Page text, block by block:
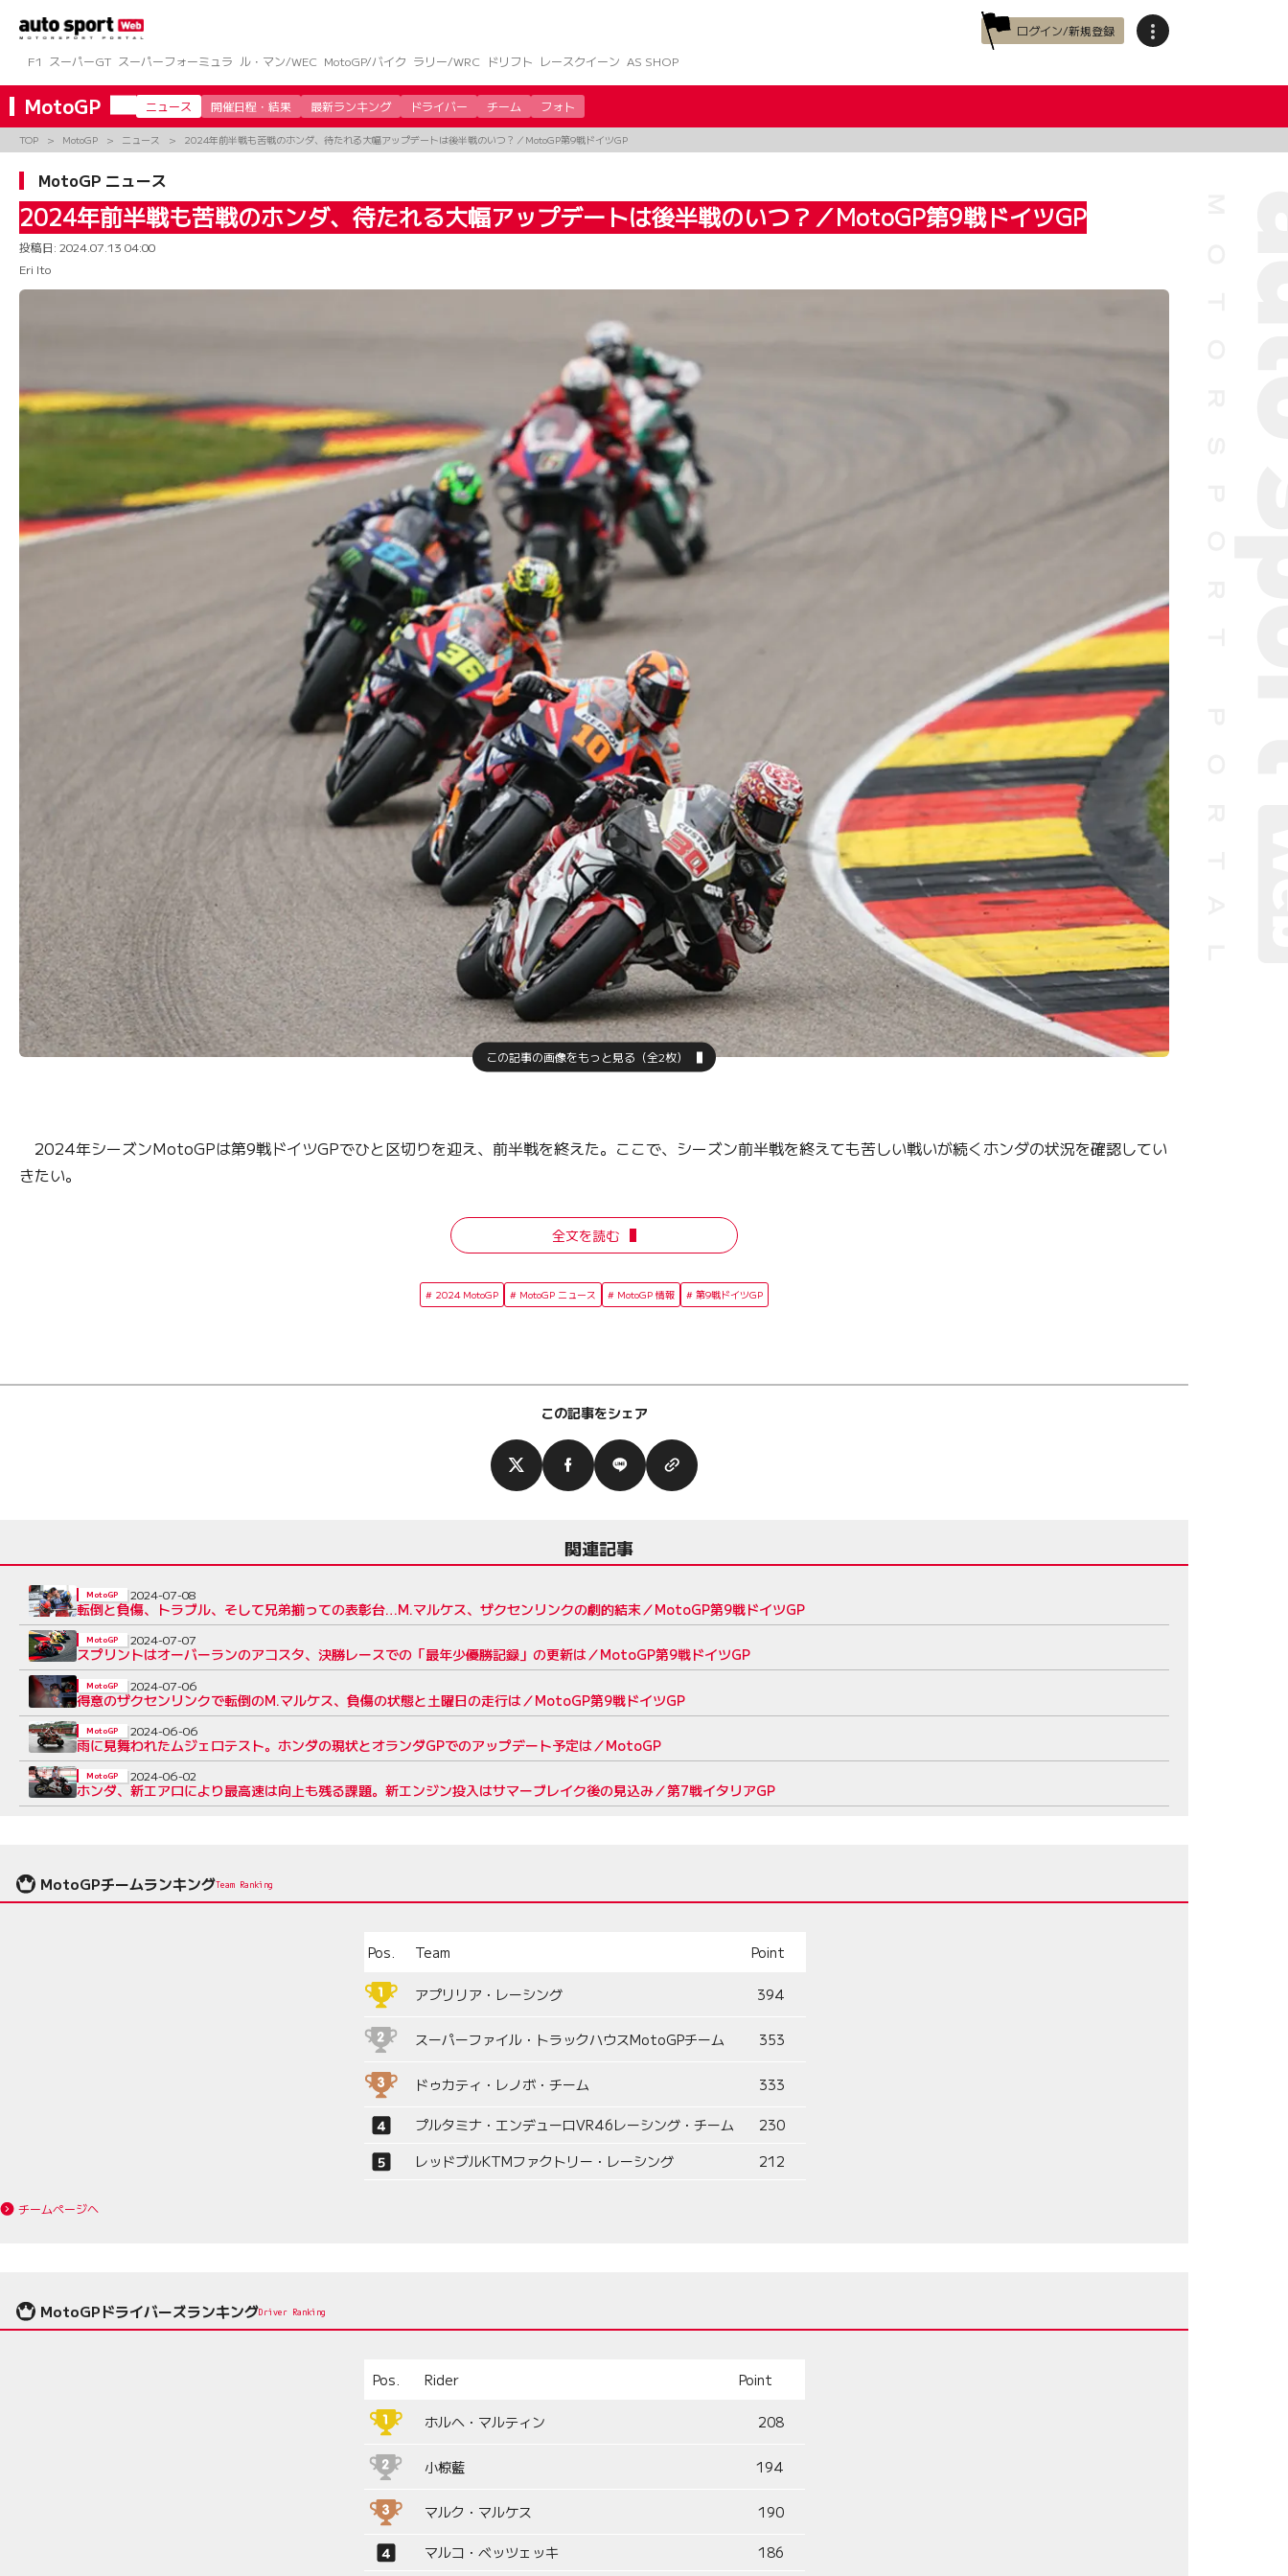
ツ
へ
ス
キ
ッ
ログイン/新規登録
F1
スーパーGT スーパーフォーミュラ ル・マン/WEC MotoGP/バイク ラリー/WRC ドリフト レースクイーン AS SHOP
MotoGP ニュース 開催日程・結果 最新ランキング ドライバー チーム フォト
TOP MotoGP ニュース 2024年前半戦も苦戦のホンダ、待たれる大幅アップデートは後半戦のいつ？／MotoGP第9戦ドイツGP
MotoGP ニュース
2024年前半戦も苦戦のホンダ、待たれる大幅アップデートは後半戦のいつ？／MotoGP第9戦ドイツGP
投稿日: 2024.07.13 04:00
Eri Ito
この記事の画像をもっと見る（全2枚）
2024年シーズンMotoGPは第9戦ドイツGPでひと区切りを迎え、前半戦を終えた。ここで、シーズン前半戦を終えても苦しい戦いが続くホンダの状況を確認してい
きたい。
全文を読む
2024 MotoGP MotoGP ニュース MotoGP 情報 第9戦ドイツGP
この記事をシェア
関連記事
転倒と負傷、トラブル、そして兄弟揃っての表彰台…M.マルケス、ザクセンリンクの劇的結末／MotoGP第9戦ドイツGP
MotoGP 2024-07-08
スプリントはオーバーランのアコスタ、決勝レースでの「最年少優勝記録」の更新は／MotoGP第9戦ドイツGP
MotoGP 2024-07-07
得意のザクセンリンクで転倒のM.マルケス、負傷の状態と土曜日の走行は／MotoGP第9戦ドイツGP
MotoGP 2024-07-06
雨に見舞われたムジェロテスト。ホンダの現状とオランダGPでのアップデート予定は／MotoGP
MotoGP 2024-06-06
ホンダ、新エアロにより最高速は向上も残る課題。新エンジン投入はサマーブレイク後の見込み／第7戦イタリアGP
MotoGP 2024-06-02
MotoGPチームランキングTeam Ranking
Pos. Team Point
アプリリア・レーシング 394
スーパーファイル・トラックハウスMotoGPチーム 353
ドゥカティ・レノボ・チーム 333
プルタミナ・エンデューロVR46レーシング・チーム
230
レッドブルKTMファクトリー・レーシング
212
チームページへ
MotoGPドライバーズランキングDriver Ranking
Pos. Rider Point
ホルヘ・マルティン 208
小椋藍 194
マルク・マルケス 190
マルコ・ベッツェッキ
186